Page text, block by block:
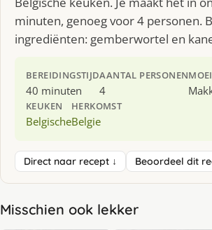
minuten, genoeg voor 4 personen.
ingrediënten: gemberwortel en
BEREIDINGSTIJD
40 minuten
AANTAL PERSONEN
4
KEUKEN
Belgische
HERKOMST
Belgie
Direct naar recept ↓ Beoordeel dit
Misschien ook lekker